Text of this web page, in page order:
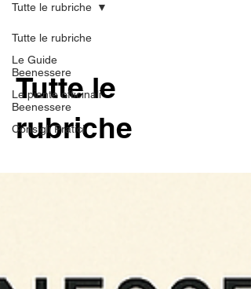
Tutte le rubriche
Le Guide
Beenessere
Le piante officinali
Beenessere
Consigli Pratici
Tutte le rubriche
Tutte le
rubriche